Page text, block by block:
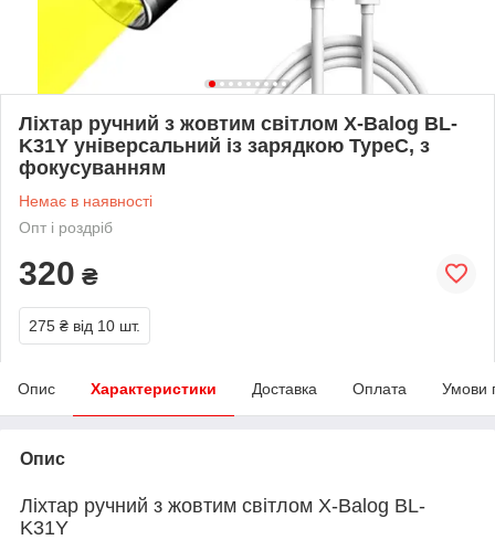
Ліхтар ручний з жовтим світлом X-Balog BL-
K31Y універсальний із зарядкою TypeC, з
фокусуванням
Немає в наявності
Опт і роздріб
320 ₴
275 ₴ від 10 шт.
Опис Характеристики Доставка Оплата Умови
Опис
Ліхтар ручний з жовтим світлом X-Balog BL-
K31Y